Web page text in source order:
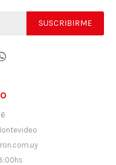
SUSCRIBIRME